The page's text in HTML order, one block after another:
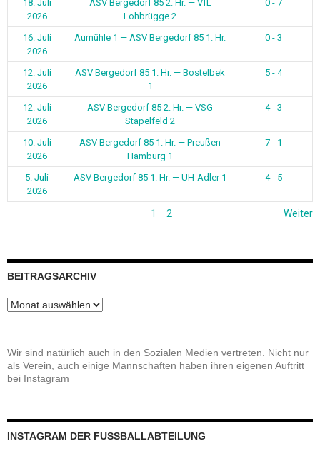
18. Juli
2026
ASV Bergedorf 85 2. Hr. — VfL
Lohbrügge 2
0 - 7
16. Juli
2026
Aumühle 1 — ASV Bergedorf 85 1. Hr. 0 - 3
12. Juli
2026
ASV Bergedorf 85 1. Hr. — Bostelbek
1
5 - 4
12. Juli
2026
ASV Bergedorf 85 2. Hr. — VSG
Stapelfeld 2
4 - 3
10. Juli
2026
ASV Bergedorf 85 1. Hr. — Preußen
Hamburg 1
7 - 1
5. Juli
2026
ASV Bergedorf 85 1. Hr. — UH-Adler 1 4 - 5
1 2 Weiter
BEITRAGSARCHIV
Beitragsarchiv
Wir sind natürlich auch in den Sozialen Medien vertreten. Nicht nur
als Verein, auch einige Mannschaften haben ihren eigenen Auftritt
bei Instagram
INSTAGRAM DER FUSSBALLABTEILUNG